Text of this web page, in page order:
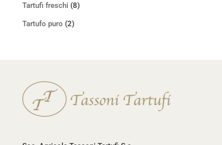
Tartufi freschi (8)
Tartufo puro (2)